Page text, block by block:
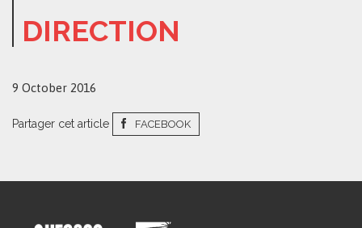
DIRECTION
9 October 2016
Partager cet article FACEBOOK